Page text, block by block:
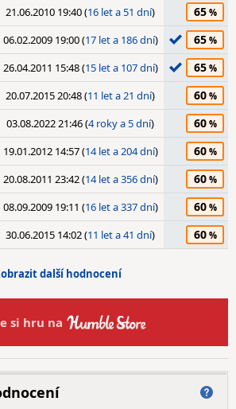
21.06.2010 19:40 (16 let a 51 dní) 65
06.02.2009 19:00 (17 let a 186 dní) 65
26.04.2011 15:48 (15 let a 107 dní) 65
20.07.2015 20:48 (11 let a 21 dní) 60
03.08.2022 21:46 (4 roky a 5 dní) 60
19.01.2012 14:57 (14 let a 204 dní) 60
20.08.2011 23:42 (14 let a 356 dní) 60
08.09.2009 19:11 (16 let a 337 dní) 60
30.06.2015 14:02 (11 let a 41 dní) 60
další hodnocení
si hru na